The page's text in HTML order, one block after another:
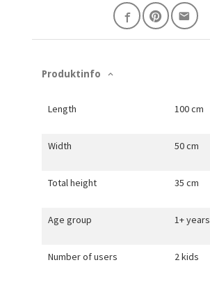
Produktinfo
Length 100 cm
Width 50 cm
Total height 35 cm
Age group 1+ years
Number of users 2 kids